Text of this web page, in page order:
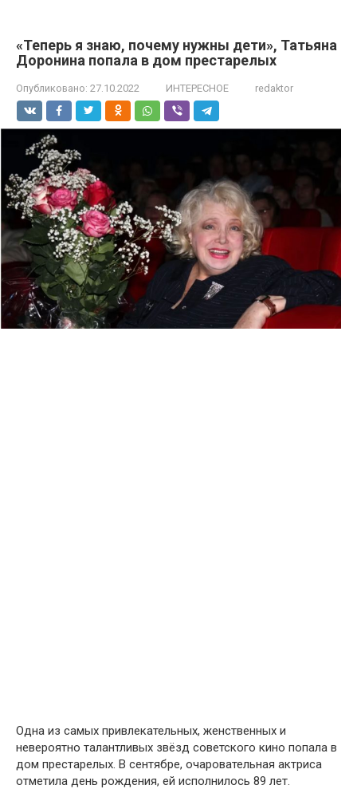
«Теперь я знаю, почему нужны дети», Татьяна
Доронина попала в дом престарелых
Опубликовано: 27.10.2022 ИНТЕРЕСНОЕ redaktor
Одна из самых привлекательных, женственных и
невероятно талантливых звёзд советского кино попала в
дом престарелых. В сентябре, очаровательная актриса
отметила день рождения, ей исполнилось 89 лет.